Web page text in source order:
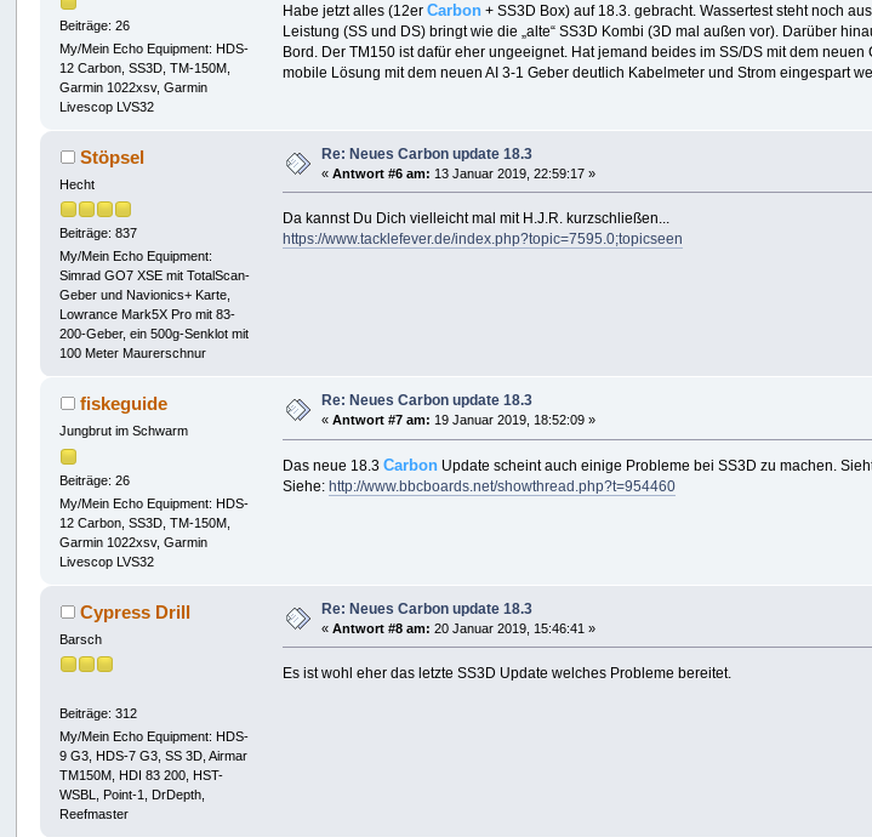
Beiträge: 26
My/Mein Echo Equipment: HDS-
12 Carbon, SS3D, TM-150M,
Garmin 1022xsv, Garmin
Livescop LVS32
Habe jetzt alles (12erCarbon + SS3D Box) auf 18.3. gebracht. Wassertest steht noch
Leistung (SS und DS) bringt wie die „alte“ SS3D Kombi (3D mal außen vor). Darüber
Bord. Der TM150 ist dafür eher ungeeignet. Hat jemand beides im SS/DS mit dem
mobile Lösung mit dem neuen AI 3-1 Geber deutlich Kabelmeter und Strom eingespart
Stöpsel
Hecht
Beiträge: 837
My/Mein Echo Equipment:
Simrad GO7 XSE mit TotalScan-
Geber und Navionics+ Karte,
Lowrance Mark5X Pro mit 83-
200-Geber, ein 500g-Senklot mit
100 Meter Maurerschnur
Re: Neues Carbon update 18.3
«Antwort #6 am: 13 Januar 2019, 22:59:17 »
Da kannst Du Dich vielleicht mal mit H.J.R. kurzschließen...
https://www.tacklefever.de/index.php?topic=7595.0;topicseen
fiskeguide
Jungbrut im Schwarm
Beiträge: 26
My/Mein Echo Equipment: HDS-
12 Carbon, SS3D, TM-150M,
Garmin 1022xsv, Garmin
Livescop LVS32
Re: Neues Carbon update 18.3
«Antwort #7 am: 19 Januar 2019, 18:52:09 »
Das neue 18.3Carbon Update scheint auch einige Probleme bei SS3D zu machen.
Siehe: http://www.bbcboards.net/showthread.php?t=954460
Cypress Drill
Barsch
Beiträge: 312
My/Mein Echo Equipment: HDS-
9 G3, HDS-7 G3, SS 3D, Airmar
TM150M, HDI 83 200, HST-
WSBL, Point-1, DrDepth,
Reefmaster
Re: Neues Carbon update 18.3
«Antwort #8 am: 20 Januar 2019, 15:46:41 »
Es ist wohl eher das letzte SS3D Update welches Probleme bereitet.